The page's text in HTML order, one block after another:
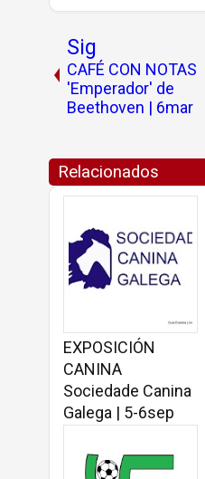
Sig
CAFÉ CON NOTAS
'Emperador' de
Beethoven | 6mar
Relacionados
EXPOSICIÓN
CANINA
Sociedade Canina
Galega | 5-6sep